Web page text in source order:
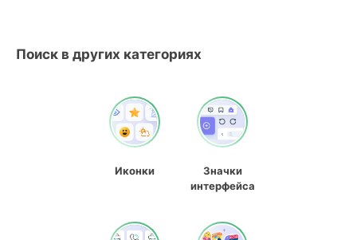
Поиск в других категориях
Иконки
Значки
интерфейса